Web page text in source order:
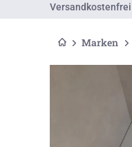
Versandkostenfrei
Marken